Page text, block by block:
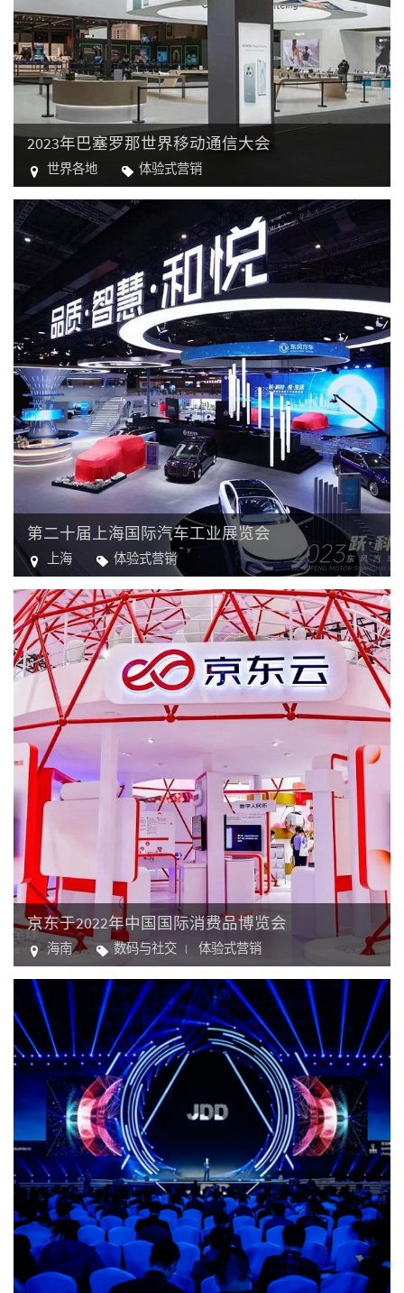
2023年巴塞罗那世界移动通信大会
世界各地
体验式营销
科技
第二十届上海国际汽车工业展览会
上海
体验式营销
汽车
京东于2022年中国国际消费品博览会
海南 数码与社交
体验式营销
零售